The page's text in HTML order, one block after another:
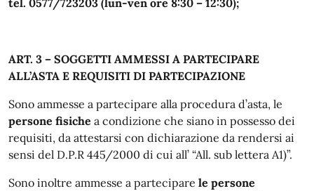
ART. 3 – SOGGETTI AMMESSI A PARTECIPARE
ALL’ASTA E REQUISITI DI PARTECIPAZIONE
Sono ammesse a partecipare alla procedura d’asta, le
persone fisiche a condizione che siano in possesso dei
requisiti, da attestarsi con dichiarazione da rendersi ai
sensi del D.P.R 445/2000 di cui all’ “All. sub lettera A1)”.
Sono inoltre ammesse a partecipare le persone